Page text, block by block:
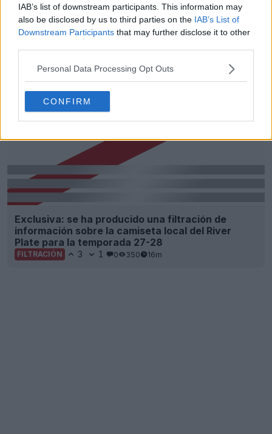
IAB’s list of downstream participants. This information may
also be disclosed by us to third parties on the IAB’s List of
Downstream Participants that may further disclose it to other
Personal Data Processing Opt Outs
CONFIRM
Archivo de equipaciones de fútbol Búsqueda
OFICIAL Football Kit Archive
Exclusiva: se ha producido una filtración de
información sobre la camiseta local del River
Plate para la temporada 27-28
FILTRACIÓN 3 1 0 350 16m